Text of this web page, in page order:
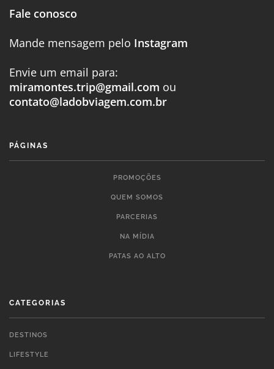
Fale conosco
Mande mensagem pelo Instagram
Envie um email para:
miramontes.trip@gmail.com ou
contato@ladobviagem.com.br
PÁGINAS
PROMOÇÕES
QUEM SOMOS
PARCERIAS
NA MÍDIA
PATAS AO ALTO
CATEGORIAS
DESTINOS
LIFESTYLE